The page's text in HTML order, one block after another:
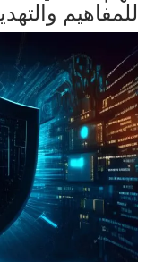
للمفاهيم